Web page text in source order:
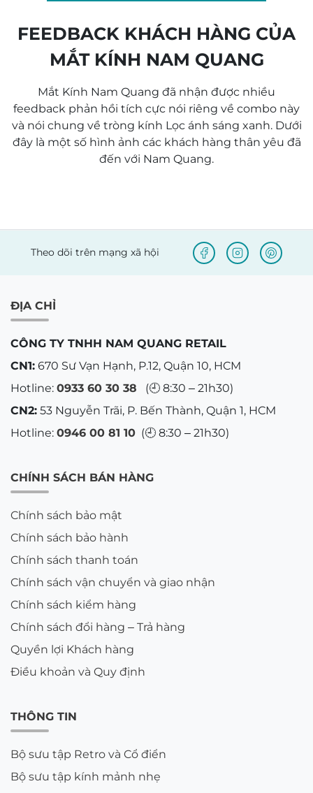
FEEDBACK KHÁCH HÀNG CỦA
MẮT KÍNH NAM QUANG
Mắt Kính Nam Quang đã nhận được nhiều
feedback phản hồi tích cực nói riêng về combo này
và nói chung về tròng kính Lọc ánh sáng xanh. Dưới
đây là một số hình ảnh các khách hàng thân yêu đã
đến với Nam Quang.
Theo dõi trên mạng xã hội
ĐỊA CHỈ
CÔNG TY TNHH NAM QUANG RETAIL
CN1: 670 Sư Vạn Hạnh, P.12, Quận 10, HCM
Hotline: 0933 60 30 38 (🕘 8:30 – 21h30)
CN2: 53 Nguyễn Trãi, P. Bến Thành, Quận 1, HCM
Hotline: 0946 00 81 10 (🕘 8:30 – 21h30)
CHÍNH SÁCH BÁN HÀNG
Chính sách bảo mật
Chính sách bảo hành
Chính sách thanh toán
Chính sách vận chuyển và giao nhận
Chính sách kiểm hàng
Chính sách đổi hàng – Trả hàng
Quyền lợi Khách hàng
Điều khoản và Quy định
THÔNG TIN
Bộ sưu tập Retro và Cổ điển
Bộ sưu tập kính mảnh nhẹ